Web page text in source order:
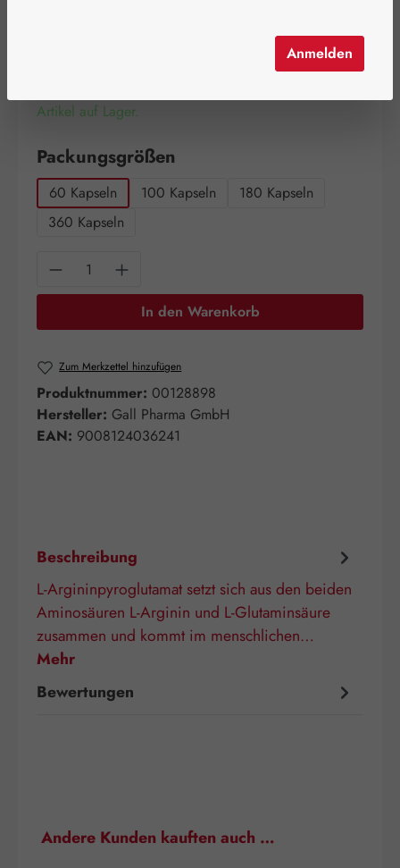
(2.557,14 € / 1 Kilogramm)
Artikel auf Lager.
Packungsgrößen
60 Kapseln 100 Kapseln
180 Kapseln
360 Kapseln
Produkt Anzahl: Gib den gewünschten
In den Warenkorb
Zum Merkzettel hinzufügen
Produktnummer: 00128898
Hersteller: Gall Pharma GmbH
EAN: 9008124036241
Beschreibung
L-Argininpyroglutamat setzt sich aus den beiden
Aminosäuren L-Arginin und L-Glutaminsäure
zusammen und kommt im menschlichen…
Mehr
Bewertungen
Produktgalerie überspringen
Andere Kunden kauften auch …
Anmelden